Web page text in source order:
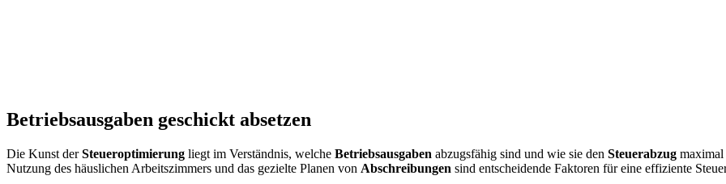
Betriebsausgaben geschickt absetzen
Die Kunst derSteueroptimierung liegt im Verständnis, welche Betriebsausgaben abzugsfähig sind und wie sie den Steuerabzug maximal
Nutzung des häuslichen Arbeitszimmers und das gezielte Planen von Abschreibungen sind entscheidende Faktoren für eine effiziente